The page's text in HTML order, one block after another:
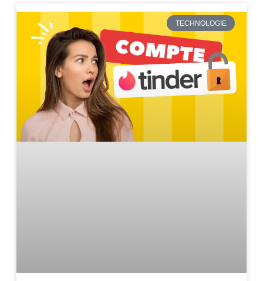
TECHNOLOGIE